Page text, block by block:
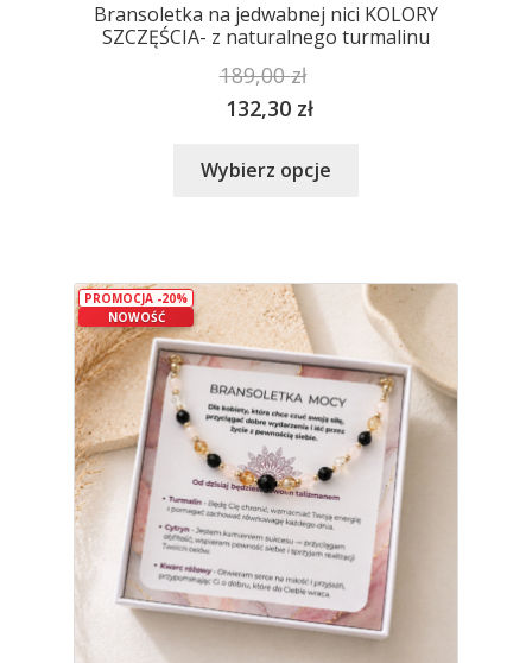
Bransoletka na jedwabnej nici KOLORY
SZCZĘŚCIA- z naturalnego turmalinu
189,00zł
132,30 zł
Wybierz opcje
wariantów.
Opcje
można
wybrać
na
stronie
produktu
NOWOŚĆ
PROMOCJA -20%